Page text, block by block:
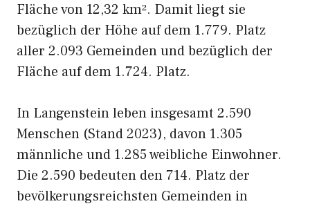
Fläche von 12,32 km². Damit liegt sie
bezüglich der Höhe auf dem 1.779. Platz
aller 2.093 Gemeinden und bezüglich der
Fläche auf dem 1.724. Platz.
In Langenstein leben insgesamt 2.590
Menschen (Stand 2023), davon 1.305
männliche und 1.285 weibliche Einwohner.
Die 2.590 bedeuten den 714. Platz der
bevölkerungsreichsten Gemeinden in